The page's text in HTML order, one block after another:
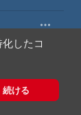
したコ
続ける